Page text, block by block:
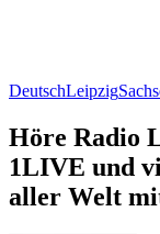
DeutschLeipzig
Höre Radio
1LIVE und
aller Welt